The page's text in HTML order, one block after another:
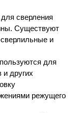
сверления
Существуют
и
для
и других
режущего